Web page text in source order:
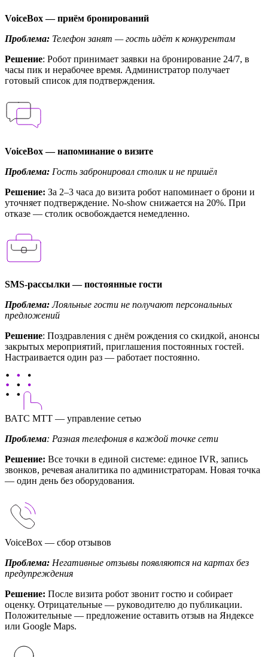
VoiceBox — приём бронирований
Проблема: Телефон занят — гость идёт к конкурентам
Решение: Робот принимает заявки на бронирование 24/7, в
часы пик и нерабочее время. Администратор получает
готовый список для подтверждения.
VoiceBox — напоминание о визите
Проблема: Гость забронировал столик и не пришёл
Решение: За 2–3 часа до визита робот напоминает о брони и
уточняет подтверждение. No-show снижается на 20%. При
отказе — столик освобождается немедленно.
SMS-рассылки — постоянные гости
Проблема:Лояльные гости не получают персональных
предложений
Решение: Поздравления с днём рождения со скидкой, анонсы
закрытых мероприятий, приглашения постоянных гостей.
Настраивается один раз — работает постоянно.
ВАТС МТТ — управление сетью
Проблема: Разная телефония в каждой точке сети
Решение: Все точки в единой системе: единое IVR, запись
звонков, речевая аналитика по администраторам. Новая точка
— один день без оборудования.
VoiceBox — сбор отзывов
Проблема: Негативные отзывы появляются на картах без
предупреждения
Решение: После визита робот звонит гостю и собирает
оценку. Отрицательные — руководителю до публикации.
Положительные — предложение оставить отзыв на Яндексе
или Google Maps.